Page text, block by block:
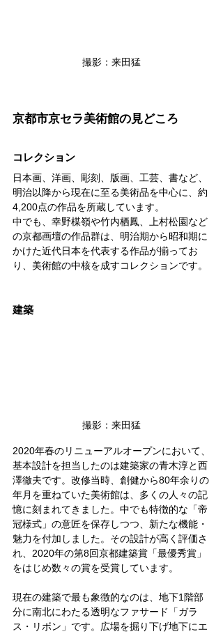
撮影：来田猛
京都市京セラ美術館の見どころ
コレクション
日本画、洋画、彫刻、版画、工芸、書など、
明治以降から現在に至る美術品を中心に、約
4,200点の作品を所蔵しています。
中でも、幸野楳嶺や竹内栖鳳、上村松園など
の京都画壇の作品群は、明治期から昭和期に
かけた近代日本を代表する作品が揃ってお
り、美術館の中核を成すコレクションです。
建築
撮影：来田猛
2020年春のリニューアルオープンにおいて、
基本設計を担当したのは建築家の青木淳と西
澤徹夫です。改修当時、創健から80年余りの
年月を重ねていた美術館は、多くの人々の記
憶に刻まれてきました。中でも特徴的な「帝
冠様式」の意匠を保存しつつ、新たな機能・
魅力を付加しました。その設計が高く評価さ
れ、2020年の第8回京都建築賞「最優秀賞」
をはじめ数々の賞を受賞しています。
現在の建築で最も象徴的なのは、地下1階部
分に南北にわたる透明なファサード「ガラ
ス・リボン」です。広場を掘り下げ地下にエ